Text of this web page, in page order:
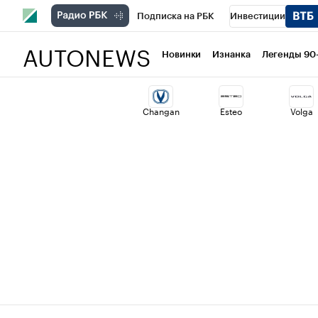
Подписка на РБК Инвестиции
Национальные проекты Город
Кредитные рейтинги Франшизы
AUTONEWS Новинки Изнанка Легенды
Changan Esteo Volga